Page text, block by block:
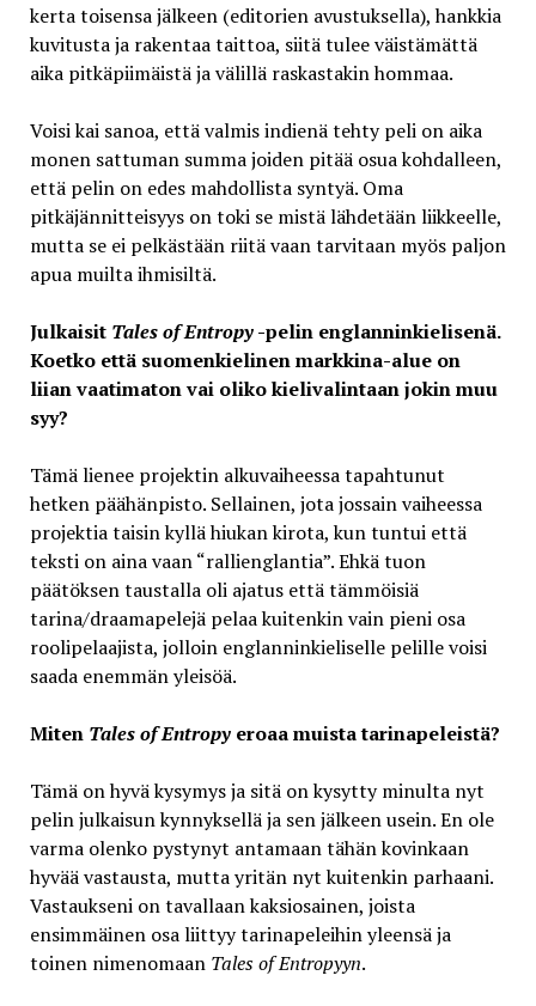
kerta toisensa jälkeen (editorien avustuksella), hankkia
kuvitusta ja rakentaa taittoa, siitä tulee väistämättä
aika pitkäpiimäistä ja välillä raskastakin hommaa.
Voisi kai sanoa, että valmis indienä tehty peli on aika
monen sattuman summa joiden pitää osua kohdalleen,
että pelin on edes mahdollista syntyä. Oma
pitkäjännitteisyys on toki se mistä lähdetään liikkeelle,
mutta se ei pelkästään riitä vaan tarvitaan myös paljon
apua muilta ihmisiltä.
Julkaisit Tales of Entropy-pelin englanninkielisenä.
Koetko että suomenkielinen markkina-alue on
liian vaatimaton vai oliko kielivalintaan jokin muu
syy?
Tämä lienee projektin alkuvaiheessa tapahtunut
hetken päähänpisto. Sellainen, jota jossain vaiheessa
projektia taisin kyllä hiukan kirota, kun tuntui että
teksti on aina vaan “rallienglantia”. Ehkä tuon
päätöksen taustalla oli ajatus että tämmöisiä
tarina/draamapelejä pelaa kuitenkin vain pieni osa
roolipelaajista, jolloin englanninkieliselle pelille voisi
saada enemmän yleisöä.
Miten Tales of Entropyeroaa muista tarinapeleistä?
Tämä on hyvä kysymys ja sitä on kysytty minulta nyt
pelin julkaisun kynnyksellä ja sen jälkeen usein. En ole
varma olenko pystynyt antamaan tähän kovinkaan
hyvää vastausta, mutta yritän nyt kuitenkin parhaani.
Vastaukseni on tavallaan kaksiosainen, joista
ensimmäinen osa liittyy tarinapeleihin yleensä ja
toinen nimenomaan Tales of Entropyyn.